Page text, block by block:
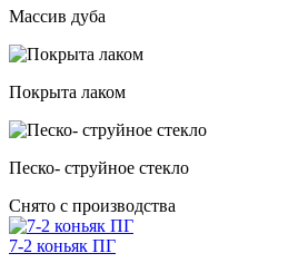
Массив дуба
Покрыта лаком
Песко- струйное стекло
Снято с производства
7-2 коньяк ПГ